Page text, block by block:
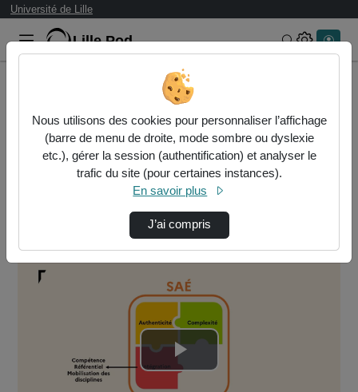
Université de Lille
Lille.Pod Rechercher
DAPI - Direction d'Appui à la Pédagogie et à l'Innovation
APC
Vidéo 13 - Exemple De Saé En Communication Rh
DAPI - Direction d'Appui à la
Pédagogie et à l'Innovation
Lire
Nous utilisons des cookies pour personnaliser l’affichage
(barre de menu de droite, mode sombre ou dyslexie
etc.), gérer la session (authentification) et analyser le
trafic du site (pour certaines instances).
En savoir plus
J’ai compris